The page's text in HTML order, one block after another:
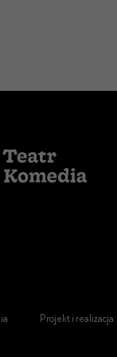
Projekt i realizacja: